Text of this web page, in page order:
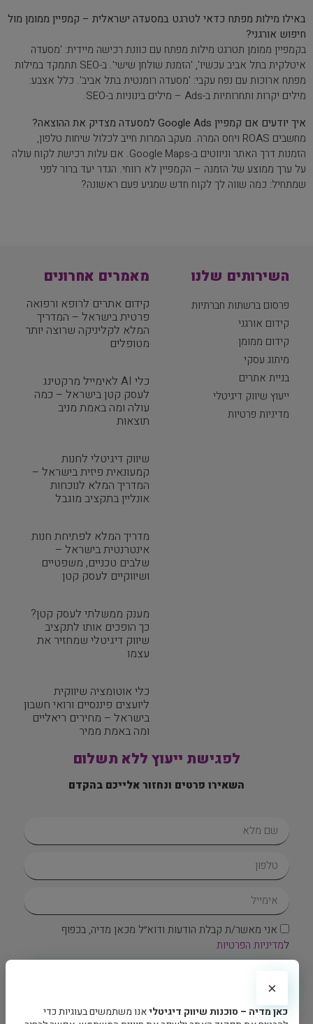
באילו מילות מפתח כדאי לטרגט במסעדה ישראלית – קמפיין ממומן מול
חיפוש אורגני?
בקמפיין ממומן תטרגט מילות מפתח עם כוונת רכישה מיידית: 'מסעדה
איטלקית בתל אביב עכשיו', 'הזמנת שולחן שישי'. ב-SEO תתמקד במילות
מפתח ארוכות עם נפח עקבי: 'מסעדה רומנטית בתל אביב'. כלל אצבע:
מילים יקרות ותחרותיות ב-Ads – מילים בינוניות ב-SEO.
איך יודעים אם קמפיין Google Ads למסעדה מצדיק את ההוצאה?
מחשבים ROAS ויחס המרה. מעקב המרות חייב לכלול שיחות טלפון,
הזמנות דרך האתר וניווטים ב-Google Maps. אם עלות רכישת לקוח עולה
על ערך ממוצע של הזמנה – הקמפיין לא רווחי. הגדר יעד ברור לפני
שמתחיל: כמה שווה לך לקוח חדש שמגיע פעם ראשונה?
השירותים שלנו
פרסום ברשתות חברתיות
קידום אורגני
קידום ממומן
מיתוג עסקי
בניית אתרים
ייעוץ שיווק דיגיטלי
מדיניות פרטיות
מאמרים אחרונים
קידום אתרים לרופא ורפואה
פרטית בישראל – המדריך
המלא לקליניקה שרוצה יותר
מטופלים
כלי AI לאימייל מרקטינג
לעסק קטן בישראל – כמה
עולה ומה באמת מניב
תוצאות
שיווק דיגיטלי לחנות
קמעונאית פיזית בישראל –
המדריך המלא לנוכחות
אונליין בתקציב מוגבל
מדריך המלא לפתיחת חנות
אינטרנטית בישראל –
שלבים טכניים, משפטיים
ושיווקיים לעסק קטן
מענק ממשלתי לעסק קטן?
כך הופכים אותו לתקציב
שיווק דיגיטלי שמחזיר את
עצמו
כלי אוטומציה שיווקית
ליועצים פיננסיים ורואי חשבון
בישראל – מחירים ריאליים
ומה באמת ממיר
לפגישת ייעוץ ללא תשלום
השאירו פרטים ונחזור אלייכם בהקדם
אני מאשר/ת קבלת הודעות ודוא״ל מכאן מדיה, בכפוף
למדיניות הפרטיות
צרו איתנו קשר
×
כאן מדיה – סוכנות שיווק דיגיטליאנו משתמשים בעוגיות כדי